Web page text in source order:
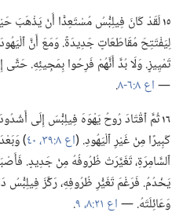
١٥لَقَدْ كَانَ فِيلِبُّسُ مُسْتَعِدًّا أَنْ يَذْهَبَ
لِيَفْتَتِحَ مُقَاطَعَاتٍ جَدِيدَةً.‏ وَمَعَ أَنَّ
تَمْيِيزٍ.‏ وَلَا بُدَّ أَنَّهُمْ فَرِحُوا بِمَجِيئِهِ.‏ حَتَّى
—‏اع ٨:‏٦-‏٨ ‏.‏
١٦ثُمَّ ٱقْتَادَ رُوحُ يَهْوَهَ فِيلِبُّسَ إِلَى
كَبِيرًا مِنْ غَيْرِ ٱلْيَهُودِ.‏ (‏اع ٨:‏٣٩،‏ ٤٠
ٱلسَّامِرَةِ،‏ تَغَيَّرَتْ ظُرُوفُهُ مِنْ جَدِيدٍ.‏
يَخْدُمُ.‏ فَرَغْمَ تَغَيُّرِ ظُرُوفِهِ،‏ رَكَّزَ فِيلِبُّسُ
وَعَائِلَتَهُ.‏ —‏اع ٢١:‏٨،‏ ٩ ‏.‏